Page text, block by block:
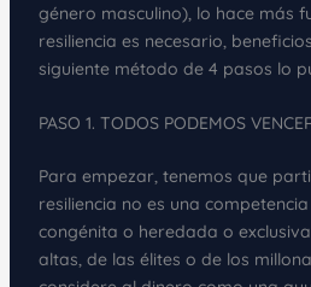
género masculino), lo hace más
resiliencia es necesario,
siguiente método de 4 pasos lo
PASO 1. TODOS PODEMOS
Para empezar, tenemos que
resiliencia no es una
congénita o heredada o
altas, de las élites o de los